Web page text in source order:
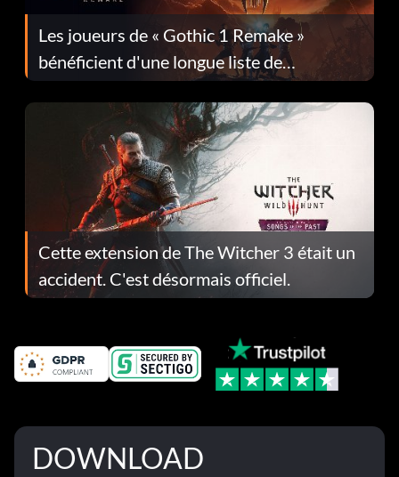
Les joueurs de « Gothic 1 Remake »
bénéficient d'une longue liste de
corrections dans la mise à jour 1.0.4
Cette extension de The Witcher 3 était un
accident. C'est désormais officiel.
DOWNLOAD